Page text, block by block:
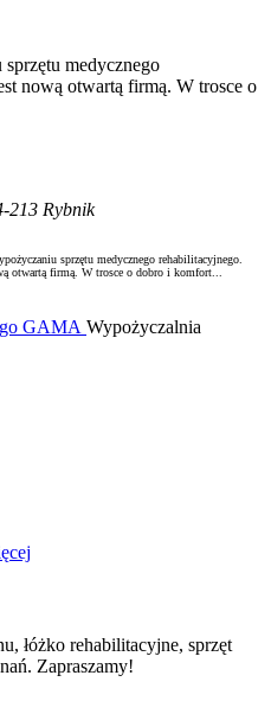
medycznego
nową otwartą firmą. W trosce o
213 Rybnik
sprzętu medycznego rehabilitacyjnego.
otwartą firmą. W trosce o dobro i komfort...
Wypożyczalnia
łóżko rehabilitacyjne, sprzęt
Zapraszamy!